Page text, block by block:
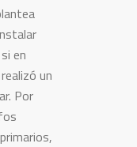
en
un
Por